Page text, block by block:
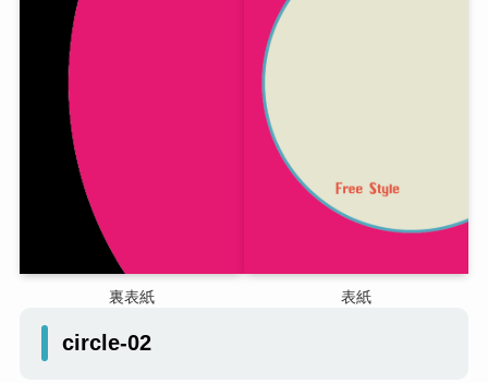
裏表紙 表紙
circle-02